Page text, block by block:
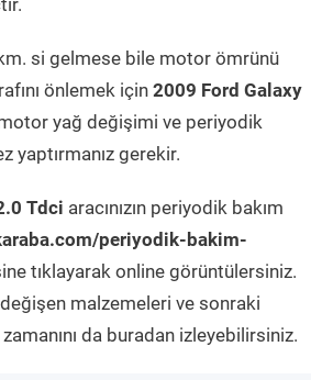
si gelmese bile motor ömrünü
önlemek için 2009 Ford Galaxy
motor yağ değişimi ve periyodik
yaptırmanız gerekir.
Tdci aracınızın periyodik bakım
periyodik-bakim-
tıklayarak online görüntülersiniz.
malzemeleri ve sonraki
da buradan izleyebilirsiniz.